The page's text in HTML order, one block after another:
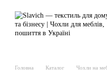
Головна Каталог Чохли на